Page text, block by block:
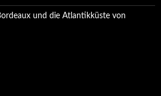
und die Atlantikküste von